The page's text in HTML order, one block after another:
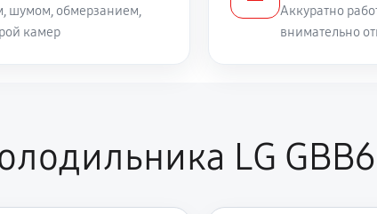
шумом, обмерзанием,
камер
Аккуратно
внимательно
LG